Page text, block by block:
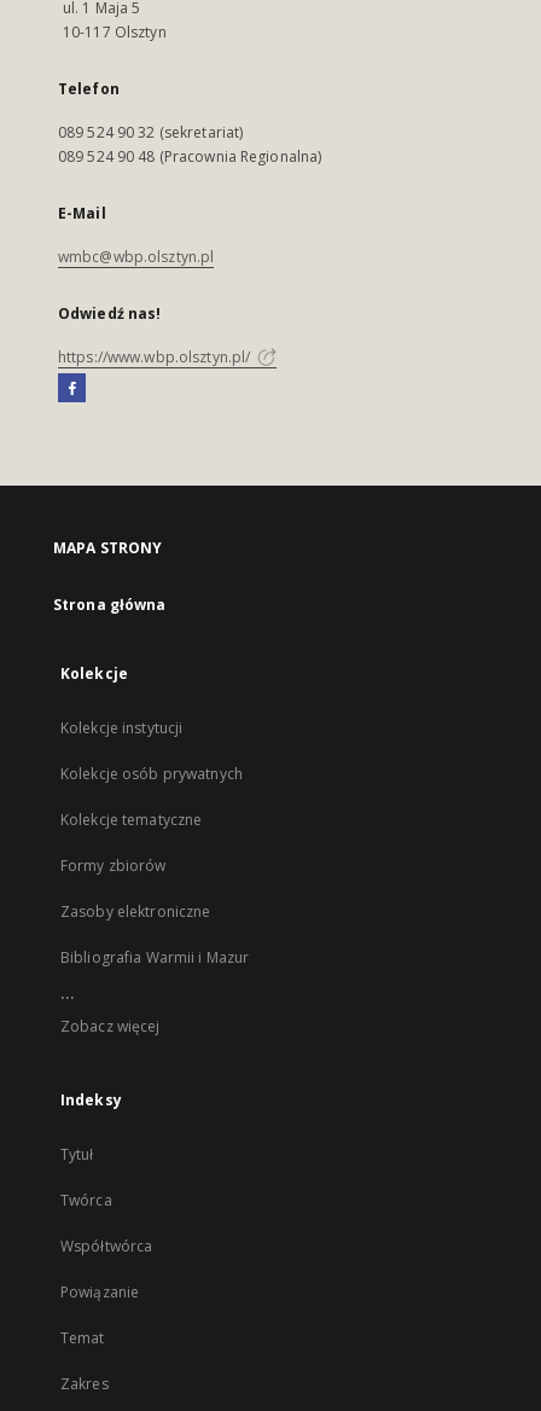
ul. 1 Maja 5
10-117 Olsztyn
Telefon
089 524 90 32 (sekretariat)
089 524 90 48 (Pracownia Regionalna)
E-Mail
wmbc@wbp.olsztyn.pl
Odwiedź nas!
https://www.wbp.olsztyn.pl/
MAPA STRONY
Strona główna
Kolekcje
Kolekcje instytucji
Kolekcje osób prywatnych
Kolekcje tematyczne
Formy zbiorów
Zasoby elektroniczne
Bibliografia Warmii i Mazur
...
Zobacz więcej
Indeksy
Tytuł
Twórca
Współtwórca
Powiązanie
Temat
Zakres